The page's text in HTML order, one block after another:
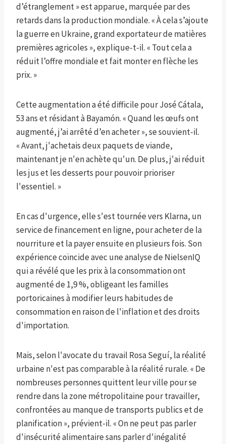
d’étranglement » est apparue, marquée par des
retards dans la production mondiale. « À cela s’ajoute
la guerre en Ukraine, grand exportateur de matières
premières agricoles », explique-t-il. « Tout cela a
réduit l’offre mondiale et fait monter en flèche les
prix. »
Cette augmentation a été difficile pour José Cátala,
53 ans et résidant à Bayamón. « Quand les œufs ont
augmenté, j’ai arrêté d’en acheter », se souvient-il.
« Avant, j'achetais deux paquets de viande,
maintenant je n'en achète qu'un. De plus, j'ai réduit
les jus et les desserts pour pouvoir prioriser
l'essentiel. »
En cas d'urgence, elle s'est tournée vers Klarna, un
service de financement en ligne, pour acheter de la
nourriture et la payer ensuite en plusieurs fois. Son
expérience coïncide avec une analyse de NielsenIQ
qui a révélé que les prix à la consommation ont
augmenté de 1,9 %, obligeant les familles
portoricaines à modifier leurs habitudes de
consommation en raison de l'inflation et des droits
d'importation.
Mais, selon l'avocate du travail Rosa Seguí, la réalité
urbaine n'est pas comparable à la réalité rurale. « De
nombreuses personnes quittent leur ville pour se
rendre dans la zone métropolitaine pour travailler,
confrontées au manque de transports publics et de
planification », prévient-il. « On ne peut pas parler
d'insécurité alimentaire sans parler d'inégalité